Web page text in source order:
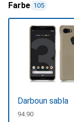
Farbe 105
Darboun sabla
CHF
94.90